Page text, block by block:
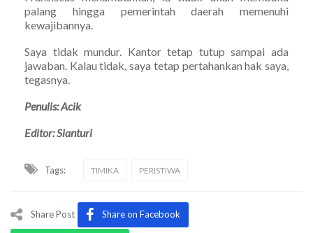
palang hingga pemerintah daerah memenuhi
kewajibannya.
Saya tidak mundur. Kantor tetap tutup sampai ada
jawaban. Kalau tidak, saya tetap pertahankan hak saya,
tegasnya.
Penulis: Acik
Editor: Sianturi
Tags: TIMIKA PERISTIWA
Share Post Share on Facebook